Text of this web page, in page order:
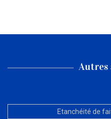
Autres
Etanchéité de